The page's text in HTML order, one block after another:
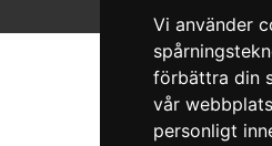
Vi använder
förbättra din
vår
personligt